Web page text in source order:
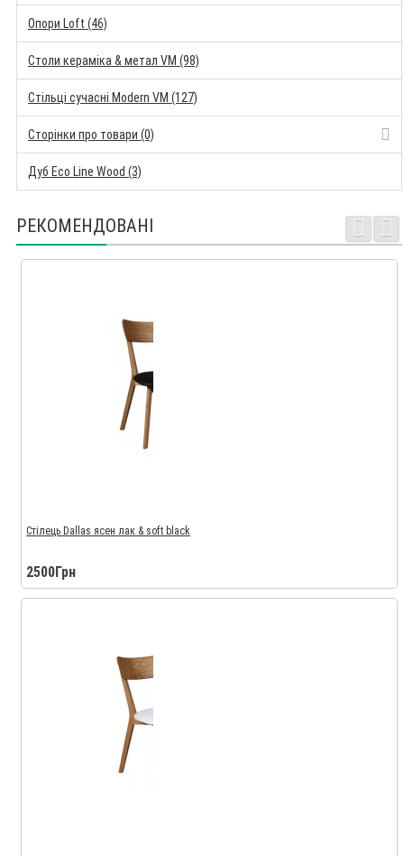
Опори Loft (46)
Столи кераміка & метал VM (98)
Стільці сучасні Modern VM (127)
Сторінки про товари (0)
Дуб Eco Line Wood (3)
РЕКОМЕНДОВАНІ
Стілець Dallas ясен лак & soft black
2500Грн